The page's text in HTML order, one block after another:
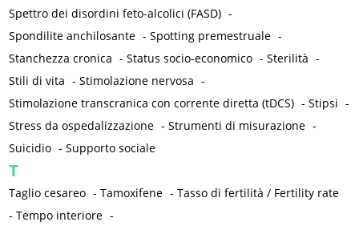
Spettro dei disordini feto-alcolici (FASD) -
Spondilite anchilosante -Spotting premestruale -
Stanchezza cronica -Status socio-economico -Sterilità -
Stili di vita -Stimolazione nervosa -
Stimolazione transcranica con corrente diretta (tDCS) -Stipsi -
Stress da ospedalizzazione -Strumenti di misurazione -
Suicidio -Supporto sociale
T
Taglio cesareo -Tamoxifene -Tasso di fertilità / Fertility rate
-Tempo interiore -